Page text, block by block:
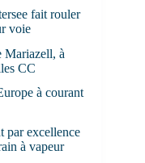
fait rouler
voie
Mariazell, à
CC
à courant
par excellence
à vapeur